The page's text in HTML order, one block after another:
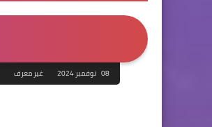
08 نوفمبر 2024 غير معرف